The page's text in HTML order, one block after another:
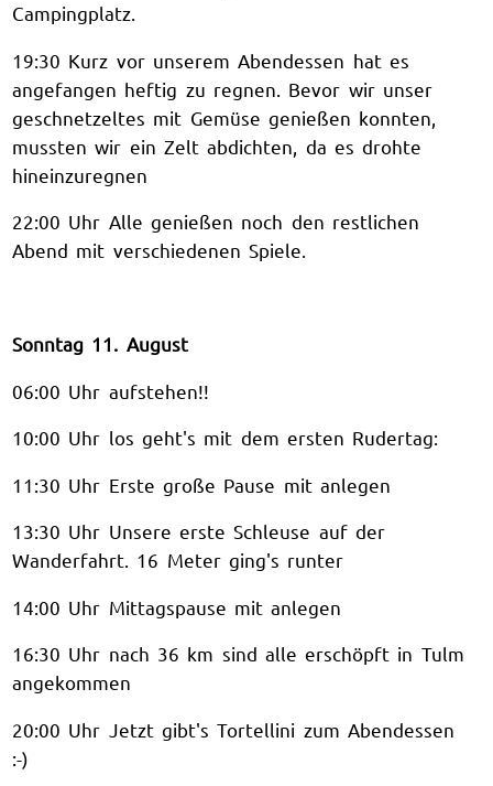
Campingplatz.
19:30 Kurz vor unserem Abendessen hat es
angefangen heftig zu regnen. Bevor wir unser
geschnetzeltes mit Gemüse genießen konnten,
mussten wir ein Zelt abdichten, da es drohte
hineinzuregnen
22:00 Uhr Alle genießen noch den restlichen
Abend mit verschiedenen Spiele.
Sonntag 11. August
06:00 Uhr aufstehen!!
10:00 Uhr los geht's mit dem ersten Rudertag:
11:30 Uhr Erste große Pause mit anlegen
13:30 Uhr Unsere erste Schleuse auf der
Wanderfahrt. 16 Meter ging's runter
14:00 Uhr Mittagspause mit anlegen
16:30 Uhr nach 36 km sind alle erschöpft in Tulm
angekommen
20:00 Uhr Jetzt gibt's Tortellini zum Abendessen
:-)